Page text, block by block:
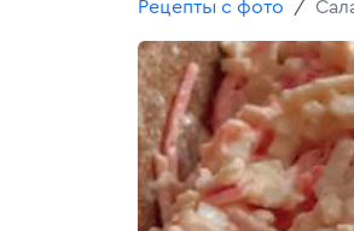
Рецепты с фото